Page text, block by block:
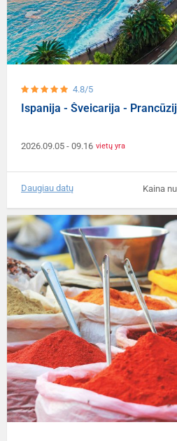
4.8/5
Ispanija - Šveicarija -
2026.09.05 - 09.16 vietų yra
Kaina
Daugiau datų